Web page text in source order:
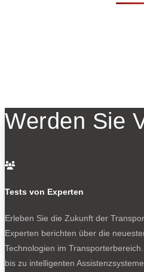
Werden Sie

Tests von Experten
Erleben Sie die Zukunft der
Experten berichten über die
Technologien im
bis zu intelligenten